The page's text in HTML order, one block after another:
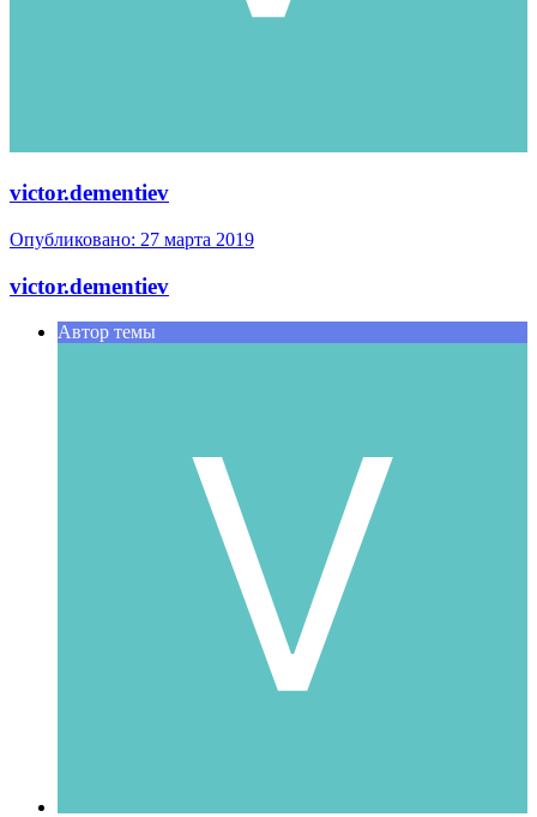
victor.dementiev
Опубликовано: 27 марта 2019
victor.dementiev
Автор темы